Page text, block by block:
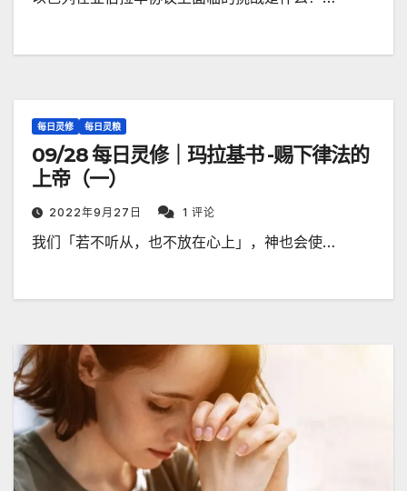
每日灵修 每日灵粮
09/28 每日灵修｜玛拉基书 -赐下律法的
上帝（一）
2022年9月27日 1 评论
我们「若不听从，也不放在心上」，神也会使…